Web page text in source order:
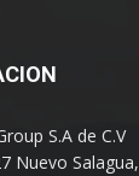
S.A de C.V
Nuevo Salagua,